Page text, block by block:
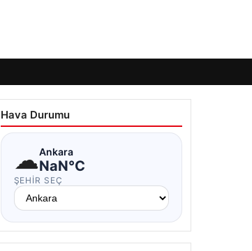
Hava Durumu
☁Ankara
NaN°C
ŞEHIR SEÇ